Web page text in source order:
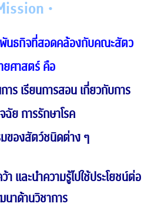
•
นธกิจที่สอดคล้องกับคณะสัตว
ศาสตร์ คือ
าร เรียนการสอน เกี่ยวกับการ
ฉัย การรักษาโรค
ของสัตว์ชนิดต่าง ๆ
า และนำความรู้ไปใช้ประโยชน์ต่อ
าด้านวิชาการ